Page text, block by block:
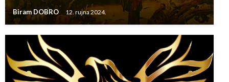
Biram DOBRO 12. rujna 2024.